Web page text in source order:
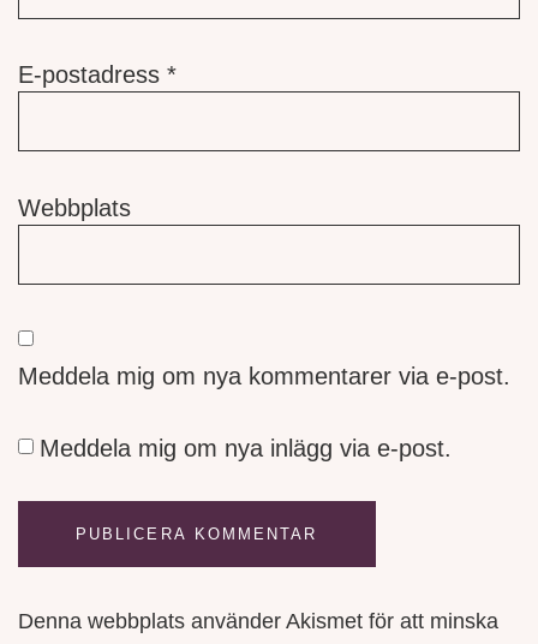
E-postadress *
Webbplats
Meddela mig om nya kommentarer via e-post.
Meddela mig om nya inlägg via e-post.
Denna webbplats använder Akismet för att minska